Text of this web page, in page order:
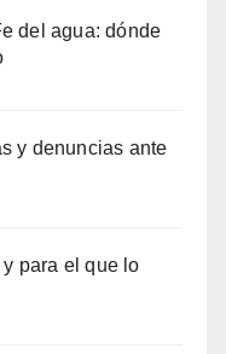
del agua: dónde
y denuncias ante
para el que lo